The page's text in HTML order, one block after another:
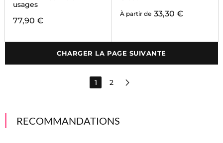
usages
77,90 €
À partir de 33,30 €
CHARGER LA PAGE SUIVANTE
1 2
RECOMMANDATIONS